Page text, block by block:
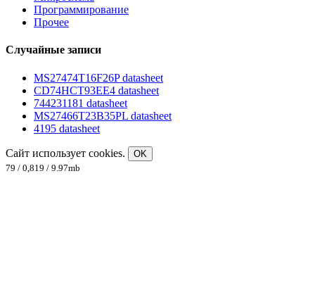
Программирование
Прочее
Случайные записи
MS27474T16F26P datasheet
CD74HCT93EE4 datasheet
744231181 datasheet
MS27466T23B35PL datasheet
4195 datasheet
Сайт использует cookies.
OK
79 / 0,819 / 9.97mb